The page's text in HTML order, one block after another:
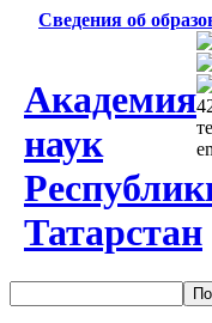
Сведения об
Академия
наук
Татарстан